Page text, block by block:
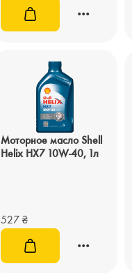
Моторное масло Shell
Helix HX7 10W-40, 1л
527₴